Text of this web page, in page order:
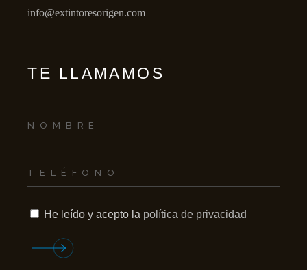
info@extintoresorigen.com
TE LLAMAMOS
He leído y acepto la política de privacidad